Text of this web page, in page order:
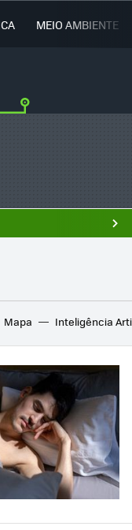
MEIO AMBIENTE
Mapa Inteligência